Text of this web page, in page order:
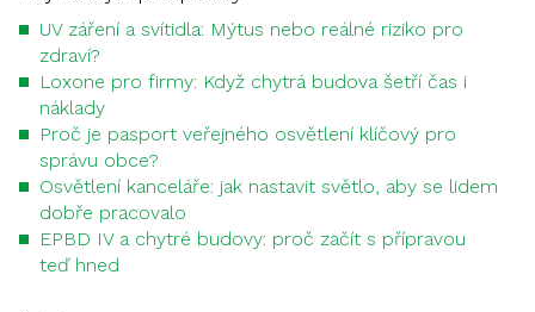
UV záření a svítidla: Mýtus nebo reálné riziko pro
zdraví?
Loxone pro firmy: Když chytrá budova šetří čas i
náklady
Proč je pasport veřejného osvětlení klíčový pro
správu obce?
Osvětlení kanceláře: jak nastavit světlo, aby se lidem
dobře pracovalo
EPBD IV a chytré budovy: proč začít s přípravou
teď hned